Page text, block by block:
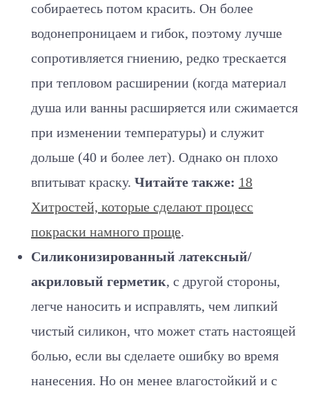
собираетесь потом красить. Он более
водонепроницаем и гибок, поэтому лучше
сопротивляется гниению, редко трескается
при тепловом расширении (когда материал
душа или ванны расширяется или сжимается
при изменении температуры) и служит
дольше (40 и более лет). Однако он плохо
впитыват краску. Читайте также: 18
Хитростей, которые сделают процесс
покраски намного проще.
Силиконизированный латексный/
акриловый герметик, с другой стороны,
легче наносить и исправлять, чем липкий
чистый силикон, что может стать настоящей
болью, если вы сделаете ошибку во время
нанесения. Но он менее влагостойкий и с